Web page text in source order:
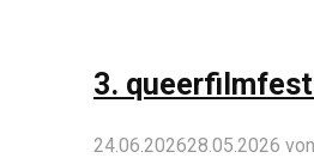
3. queerfilmfest
24.06.202628.05.2026 von